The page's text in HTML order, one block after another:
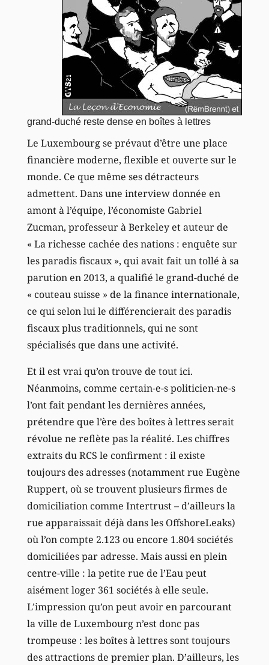
grand-duché reste dense en boîtes à lettres
Le Luxembourg se prévaut d’être une place
financière moderne, flexible et ouverte sur le
monde. Ce que même ses détracteurs
admettent. Dans une interview donnée en
amont à l’équipe, l’économiste Gabriel
Zucman, professeur à Berkeley et auteur de
« La richesse cachée des nations : enquête sur
les paradis fiscaux », qui avait fait un tollé à sa
parution en 2013, a qualifié le grand-duché de
« couteau suisse » de la finance internationale,
ce qui selon lui le différencierait des paradis
fiscaux plus traditionnels, qui ne sont
spécialisés que dans une activité.
Et il est vrai qu’on trouve de tout ici.
Néanmoins, comme certain-e-s politicien-ne-s
l’ont fait pendant les dernières années,
prétendre que l’ère des boîtes à lettres serait
révolue ne reflète pas la réalité. Les chiffres
extraits du RCS le confirment : il existe
toujours des adresses (notamment rue Eugène
Ruppert, où se trouvent plusieurs firmes de
domiciliation comme Intertrust – d’ailleurs la
rue apparaissait déjà dans les OffshoreLeaks)
où l’on compte 2.123 ou encore 1.804 sociétés
domiciliées par adresse. Mais aussi en plein
centre-ville : la petite rue de l’Eau peut
aisément loger 361 sociétés à elle seule.
L’impression qu’on peut avoir en parcourant
la ville de Luxembourg n’est donc pas
trompeuse : les boîtes à lettres sont toujours
des attractions de premier plan. D’ailleurs, les